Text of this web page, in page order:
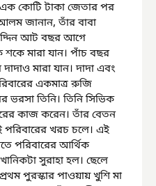
এক কোটি টাকা জেতার পর
জানান, তাঁর বাবা
আট বছর আগে
শকে মারা যান। পাঁচ বছর
মারা যান। দাদা এবং
একমাত্র রুজি
ভরসা তিনি। তিনি সিভিক
কাজ করেন। তাঁর বেতন
পরিবারের খরচ চলে। এই
পরিবারের আর্থিক
সুরাহা হল। ছেলে
পুরস্কার পাওয়ায় খুশি মা